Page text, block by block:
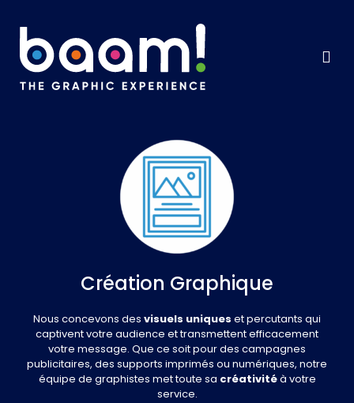
Création Graphique
Nous concevons des visuels uniques et percutants qui
captivent votre audience et transmettent efficacement
votre message. Que ce soit pour des campagnes
publicitaires, des supports imprimés ou numériques, notre
équipe de graphistes met toute sa créativitéà votre
service.